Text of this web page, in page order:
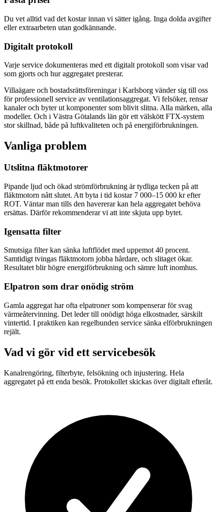
Du vet alltid vad det kostar innan vi sätter igång. Inga dolda avgifter
eller extraarbeten utan godkännande.
Digitalt protokoll
Varje service dokumenteras med ett digitalt protokoll som visar vad
som gjorts och hur aggregatet presterar.
Villaägare och bostadsrättsföreningar i Karlsborg vänder sig till oss
för professionell service av ventilationsaggregat. Vi felsöker, rensar
kanaler och byter ut komponenter som blivit slitna. Alla märken, alla
modeller. Och i Västra Götalands län gör ett välskött FTX-system
stor skillnad, både på luftkvaliteten och på energiförbrukningen.
Vanliga problem
Utslitna fläktmotorer
Pipande ljud och ökad strömförbrukning är tydliga tecken på att
fläktmotorn nått slutet. Att byta i tid kostar 7 000–15 000 kr efter
ROT. Väntar man tills den havererar kan hela aggregatet behöva
ersättas. Därför rekommenderar vi att inte skjuta upp bytet.
Igensatta filter
Smutsiga filter kan sänka luftflödet med uppemot 40 procent.
Samtidigt tvingas fläktmotorn jobba hårdare, och slitaget ökar.
Resultatet blir högre energiförbrukning och sämre luft inomhus.
Elpatron som drar onödig ström
Gamla aggregat har ofta elpatroner som kompenserar för svag
värmeåtervinning. Det leder till onödigt höga elkostnader, särskilt
vintertid. I praktiken kan regelbunden service sänka elförbrukningen
rejält.
Vad vi gör vid ett servicebesök
Kanalrengöring, filterbyte, felsökning och injustering. Hela
aggregatet på ett enda besök. Protokollet skickas över digitalt efteråt.